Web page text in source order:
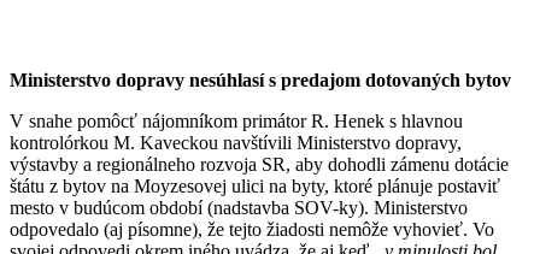
Ministerstvo dopravy nesúhlasí s predajom dotovaných bytov
V snahe pomôcť nájomníkom primátor R. Henek s hlavnou
kontrolórkou M. Kaveckou navštívili Ministerstvo dopravy,
výstavby a regionálneho rozvoja SR, aby dohodli zámenu dotácie
štátu z bytov na Moyzesovej ulici na byty, ktoré plánuje postaviť
mesto v budúcom období (nadstavba SOV-ky). Ministerstvo
odpovedalo (aj písomne), že tejto žiadosti nemôže vyhovieť. Vo